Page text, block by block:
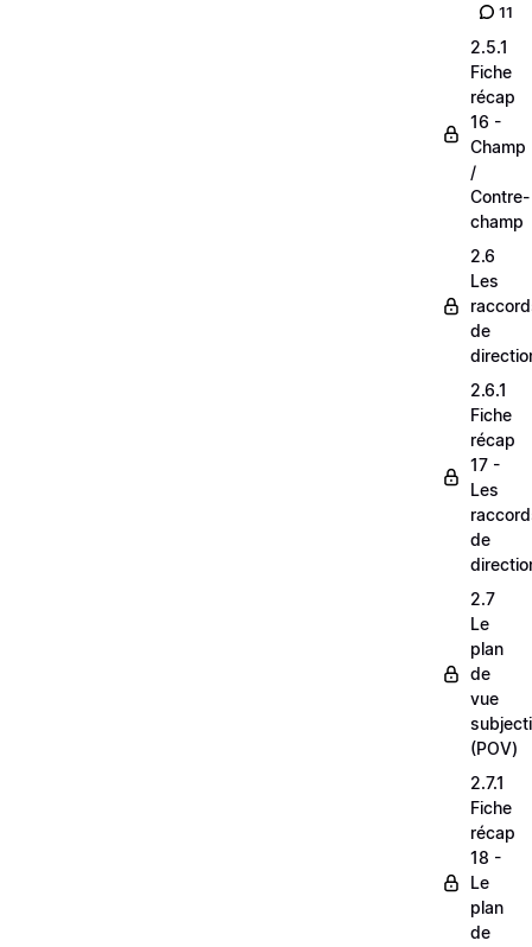
11
2.5.1
Fiche
récap
16 -
Champ
/
Contre-
champ
2.6
Les
de
2.6.1
Fiche
récap
17 -
Les
de
2.7
Le
plan
de
vue
(POV)
2.7.1
Fiche
récap
18 -
Le
plan
de